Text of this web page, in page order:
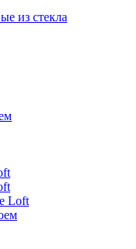
из стекла
Loft